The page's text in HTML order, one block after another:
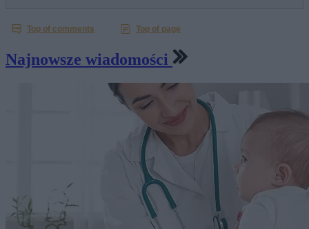
Najnowsze wiadomości